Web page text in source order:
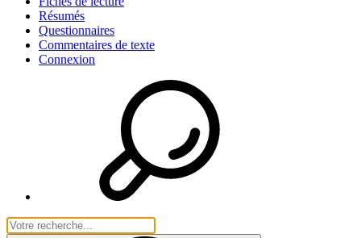
Résumés
Questionnaires
Commentaires de texte
Connexion